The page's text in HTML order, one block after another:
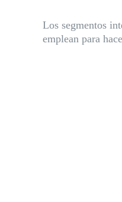
Los segmentos
emplean para